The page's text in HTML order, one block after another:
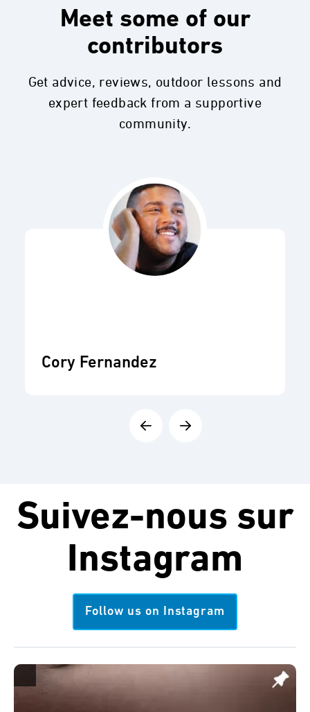
Meet some of our
contributors
Get advice, reviews, outdoor lessons and
expert feedback from a supportive
community.
Cory Fernandez
Suivez-nous sur
Instagram
Follow us on Instagram